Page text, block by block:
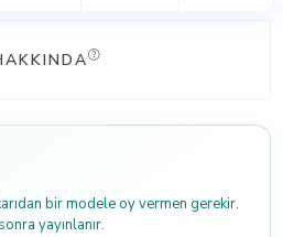
bir modele oy vermen gerekir.
yayınlanır.